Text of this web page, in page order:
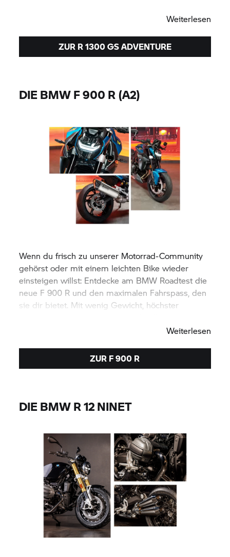
Weiterlesen
ZUR R 1300 GS ADVENTURE
DIE BMWF 900 R(A2)
Wenn du frisch zu unserer Motorrad-Community
gehörst oder mit einem leichten Bike wieder
einsteigen willst: Entdecke am BMW Roadtest die
neue F 900 R und den maximalen Fahrspass, den
sie dir bietet. Mit wenig Gewicht, höchster
Weiterlesen
ZUR F 900 R
DIE BMW R 12 NINET